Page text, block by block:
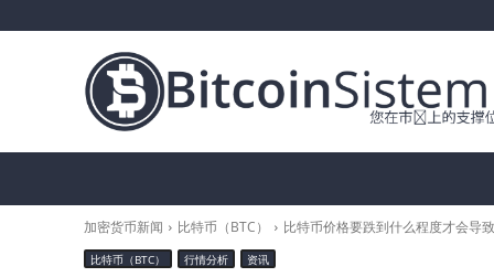
加密货币新闻 比特币（BTC） 比特币价格要跌到什么程度才会导
比特币（BTC） 行情分析 资讯